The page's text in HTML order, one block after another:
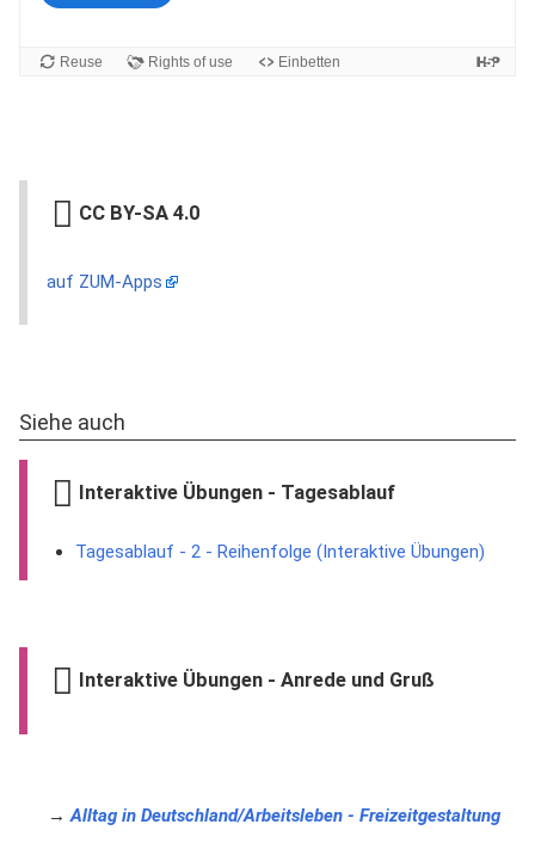
CC BY-SA 4.0
auf ZUM-Apps
Siehe auch
Interaktive Übungen - Tagesablauf
Tagesablauf - 2 - Reihenfolge (Interaktive Übungen)
Interaktive Übungen - Anrede und Gruß
→Alltag in Deutschland/Arbeitsleben - Freizeitgestaltung